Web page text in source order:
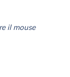
il mouse